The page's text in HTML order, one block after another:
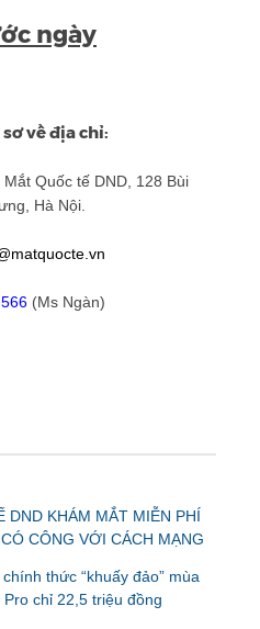
ngày
về địa chỉ:
Quốc tế DND, 128 Bùi
Hà Nội.
(Ms Ngàn)
DND KHÁM MẮT MIỄN PHÍ
CÔNG VỚI CÁCH MẠNG
thức “khuấy đảo” mùa
chỉ 22,5 triệu đồng